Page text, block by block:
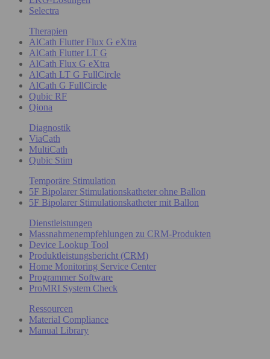
Selectra
Therapien
AlCath Flutter Flux G eXtra
AlCath Flutter LT G
AlCath Flux G eXtra
AlCath LT G FullCircle
AlCath G FullCircle
Qubic RF
Qiona
Diagnostik
ViaCath
MultiCath
Qubic Stim
Temporäre Stimulation
5F Bipolarer Stimulationskatheter ohne Ballon
5F Bipolarer Stimulationskatheter mit Ballon
Dienstleistungen
Massnahmenempfehlungen zu CRM-Produkten
Device Lookup Tool
Produktleistungsbericht (CRM)
Home Monitoring Service Center
Programmer Software
ProMRI System Check
Ressourcen
Material Compliance
Manual Library